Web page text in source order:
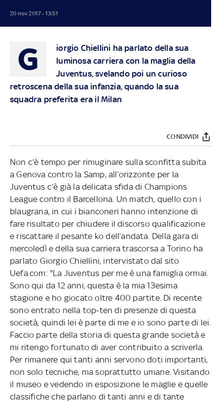
20 nov 2017 - 13:51
G
iorgio Chiellini ha parlato della sua
luminosa carriera con la maglia della
Juventus, svelando poi un curioso
retroscena della sua infanzia, quando la sua
squadra preferita era il Milan
CONDIVIDI
Non c’è tempo per rimuginare sulla sconfitta subita
a Genova contro la Samp, all’orizzonte per la
Juventus c’è già la delicata sfida di Champions
League contro il Barcellona. Un match, quello con i
blaugrana, in cui i bianconeri hanno intenzione di
fare risultato per chiudere il discorso qualificazione
e riscattare il pesante ko dell’andata. Della gara di
mercoledì e della sua carriera trascorsa a Torino ha
parlato Giorgio Chiellini, intervistato dal sito
Uefa.com: "La Juventus per me è una famiglia ormai.
Sono qui da 12 anni, questa è la mia 13esima
stagione e ho giocato oltre 400 partite. Di recente
sono entrato nella top-ten di presenze di questa
società, quindi lei è parte di me e io sono parte di lei.
Faccio parte della storia di questa grande società e
mi ritengo fortunato di aver contribuito a scriverla.
Per rimanere qui tanti anni servono doti importanti,
non solo tecniche, ma soprattutto umane. Visitando
il museo e vedendo in esposizione le maglie e quelle
classifiche che parlano di tanti anni e di tante